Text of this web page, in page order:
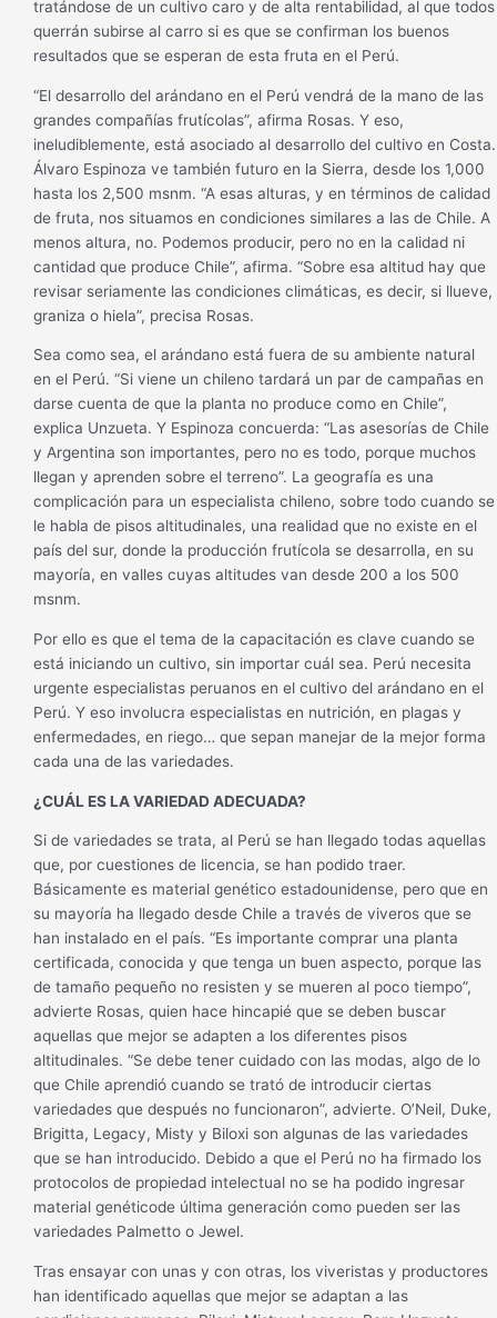
tratándose de un cultivo caro y de alta rentabilidad, al que todos
querrán subirse al carro si es que se confirman los buenos
resultados que se esperan de esta fruta en el Perú.
“El desarrollo del arándano en el Perú vendrá de la mano de las
grandes compañías frutícolas”, afirma Rosas. Y eso,
ineludiblemente, está asociado al desarrollo del cultivo en Costa.
Álvaro Espinoza ve también futuro en la Sierra, desde los 1,000
hasta los 2,500 msnm. “A esas alturas, y en términos de calidad
de fruta, nos situamos en condiciones similares a las de Chile. A
menos altura, no. Podemos producir, pero no en la calidad ni
cantidad que produce Chile”, afirma. “Sobre esa altitud hay que
revisar seriamente las condiciones climáticas, es decir, si llueve,
graniza o hiela”, precisa Rosas.
Sea como sea, el arándano está fuera de su ambiente natural
en el Perú. “Si viene un chileno tardará un par de campañas en
darse cuenta de que la planta no produce como en Chile”,
explica Unzueta. Y Espinoza concuerda: “Las asesorías de Chile
y Argentina son importantes, pero no es todo, porque muchos
llegan y aprenden sobre el terreno”. La geografía es una
complicación para un especialista chileno, sobre todo cuando se
le habla de pisos altitudinales, una realidad que no existe en el
país del sur, donde la producción frutícola se desarrolla, en su
mayoría, en valles cuyas altitudes van desde 200 a los 500
msnm.
Por ello es que el tema de la capacitación es clave cuando se
está iniciando un cultivo, sin importar cuál sea. Perú necesita
urgente especialistas peruanos en el cultivo del arándano en el
Perú. Y eso involucra especialistas en nutrición, en plagas y
enfermedades, en riego… que sepan manejar de la mejor forma
cada una de las variedades.
¿CUÁL ES LA VARIEDAD ADECUADA?
Si de variedades se trata, al Perú se han llegado todas aquellas
que, por cuestiones de licencia, se han podido traer.
Básicamente es material genético estadounidense, pero que en
su mayoría ha llegado desde Chile a través de viveros que se
han instalado en el país. “Es importante comprar una planta
certificada, conocida y que tenga un buen aspecto, porque las
de tamaño pequeño no resisten y se mueren al poco tiempo”,
advierte Rosas, quien hace hincapié que se deben buscar
aquellas que mejor se adapten a los diferentes pisos
altitudinales. “Se debe tener cuidado con las modas, algo de lo
que Chile aprendió cuando se trató de introducir ciertas
variedades que después no funcionaron”, advierte. O’Neil, Duke,
Brigitta, Legacy, Misty y Biloxi son algunas de las variedades
que se han introducido. Debido a que el Perú no ha firmado los
protocolos de propiedad intelectual no se ha podido ingresar
material genéticode última generación como pueden ser las
variedades Palmetto o Jewel.
Tras ensayar con unas y con otras, los viveristas y productores
han identificado aquellas que mejor se adaptan a las